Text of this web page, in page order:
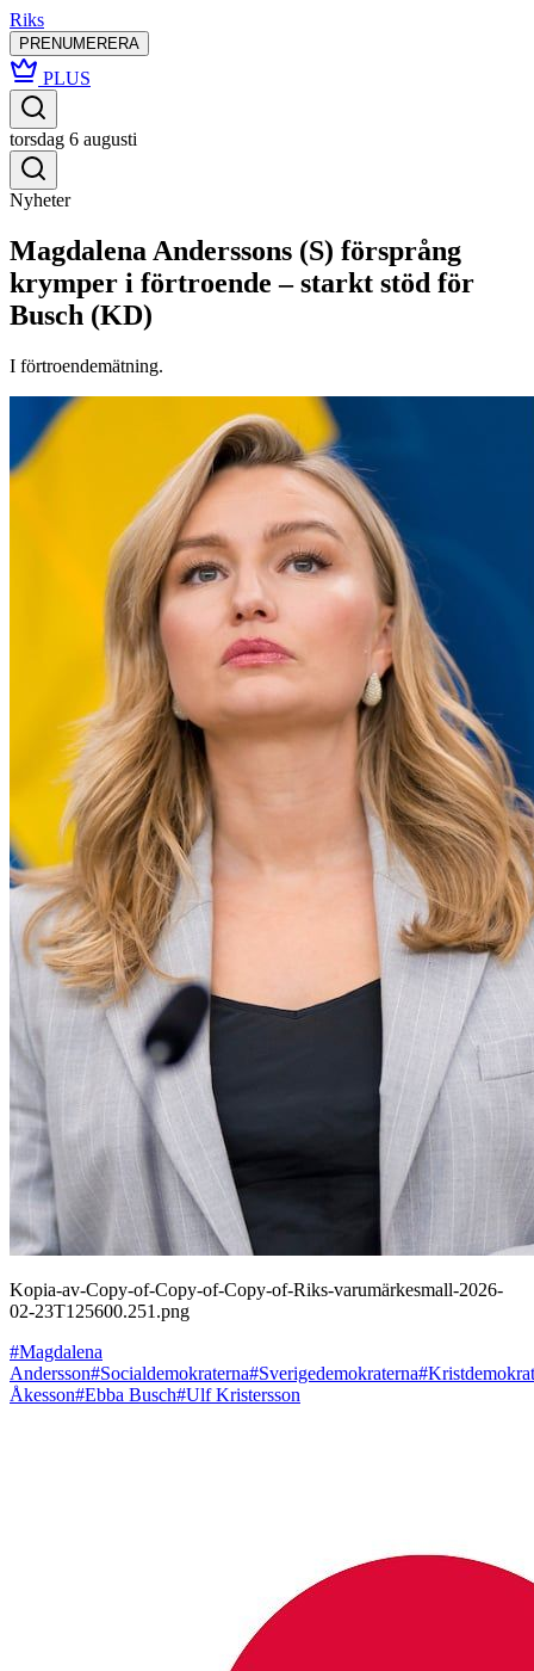
Riks
PRENUMERERA
PLUS
torsdag 6 augusti
Nyheter
Magdalena Anderssons (S) försprång
krymper i förtroende – starkt stöd för
Busch (KD)
I förtroendemätning.
Kopia-av-Copy-of-Copy-of-Copy-of-Riks-varumärkesmall-2026-
02-23T125600.251.png
#Magdalena
Andersson#Socialdemokraterna#Sverigedemokraterna
Åkesson#Ebba Busch#Ulf Kristersson